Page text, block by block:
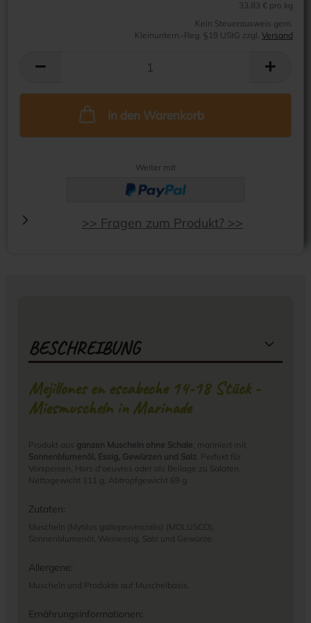
33.83 € pro kg
Kein Steuerausweis gem.
Kleinuntern.-Reg. §19 UStG zzgl. Versand
In den Warenkorb
Weiter mit
>> Fragen zum Produkt? >>
BESCHREIBUNG
Mejillones en escabeche 14-18 Stück -
Miesmuscheln in Marinade
Produkt aus ganzen Muscheln ohne Schale, mariniert mit
Sonnenblumenöl, Essig, Gewürzen und Salz. Perfekt für
Vorspeisen, Hors d'oeuvres oder als Beilage zu Salaten.
Nettogewicht 111 g, Abtropfgewicht 69 g.
Zutaten:
Muscheln (Mytilus galloprovincialis) (MOLUSCO),
Sonnenblumenöl, Weinessig, Salz und Gewürze.
Allergene:
Muscheln und Produkte auf Muschelbasis.
Ernährungsinformationen: